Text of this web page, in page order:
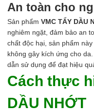
Oxit kim loại
HÓA CHẤT THÍ NGHIỆM
Hóa chất thí nghiệm
Thiết bị phòng thí nghiệm
HÓA CHẤT NÔNG NGHIỆP
Nguyên liệu phân bón
Chế phẩm sinh học
Nguyên liệu chăn nuôi
Chống thấm sika
An toàn cho
Sản phẩm VMC TẨY DẦU
nghiêm ngặt, đảm bảo an
chất độc hại, sản phẩm
không gây kích ứng cho
dẫn sử dụng để đạt hiệu
Cách thực
DẦU NHỚT